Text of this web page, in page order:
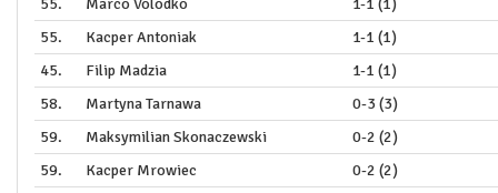
55.
Marco Volodko
1-1 (1)
55.
Kacper Antoniak
1-1 (1)
45.
Filip Madzia
1-1 (1)
58.
Martyna Tarnawa
0-3 (3)
59.
Maksymilian Skonaczewski
0-2 (2)
59.
Kacper Mrowiec
0-2 (2)